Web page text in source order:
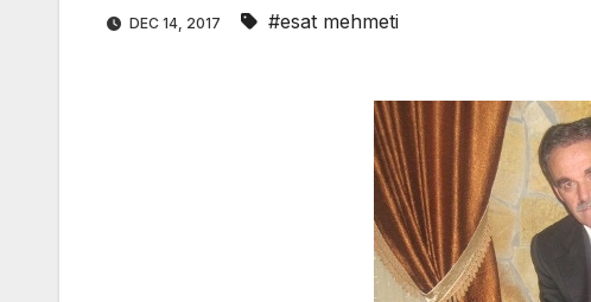
DEC 14, 2017 #esat mehmeti